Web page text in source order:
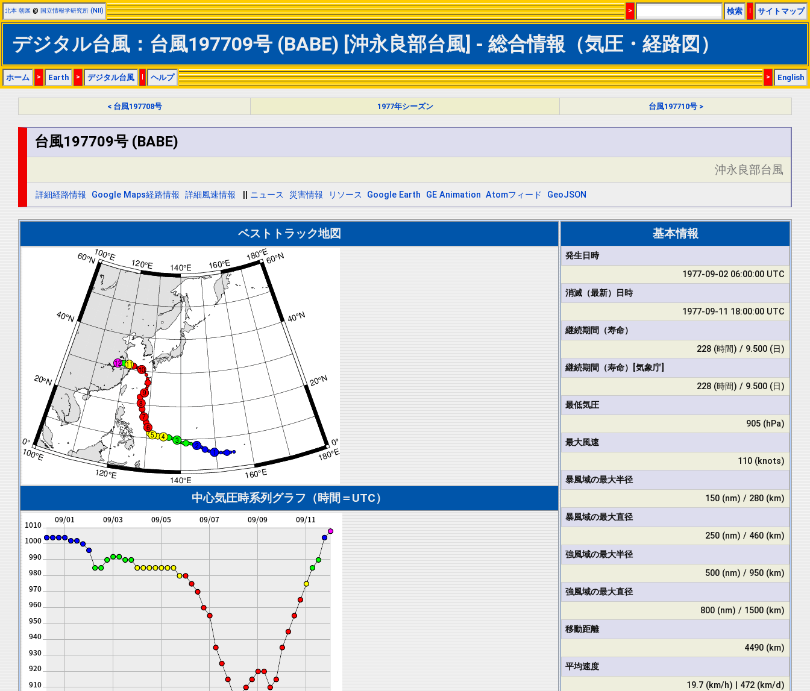
北本 朝展 @ 国立情報学研究所 (NII) > 検索 | サイトマップ
デジタル台風：台風197709号 (BABE) [沖永良部台風] - 総合情報（気圧・経路図）
ホーム > Earth > デジタル台風 | ヘルプ > English
< 台風197708号 1977年シーズン 台風197710号 >
台風197709号 (BABE)
沖永良部台風
詳細経路情報 Google Maps経路情報 詳細風速情報 ニュース 災害情報 リソース Google Earth GE Animation Atomフィード GeoJSON
ベストトラック地図
中心気圧時系列グラフ（時間＝UTC）
基本情報
発生日時
1977-09-02 06:00:00 UTC
消滅（最新）日時
1977-09-11 18:00:00 UTC
継続期間（寿命）
228 (時間) / 9.500 (日)
継続期間（寿命）[気象庁]
228 (時間) / 9.500 (日)
最低気圧
905 (hPa)
最大風速
110 (knots)
暴風域の最大半径
150 (nm) / 280 (km)
暴風域の最大直径
250 (nm) / 460 (km)
強風域の最大半径
500 (nm) / 950 (km)
強風域の最大直径
800 (nm) / 1500 (km)
移動距離
4490 (km)
平均速度
19.7 (km/h) | 472 (km/d)